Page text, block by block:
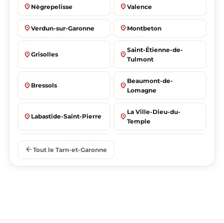
place Nègrepelisse place Valence
place Verdun-sur-Garonne place Montbeton
place Grisolles place
Saint-Étienne-de-
Tulmont
place Bressols place
Beaumont-de-
Lomagne
place Labastide-Saint-Pierre place
La Ville-Dieu-du-
Temple
arrow_back Tout le Tarn-et-Garonne